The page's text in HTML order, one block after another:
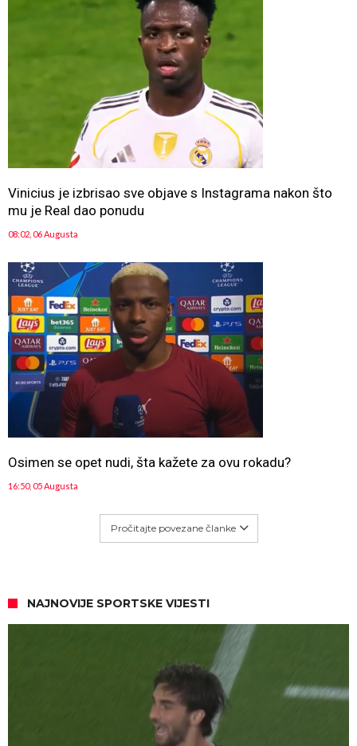
Vinicius je izbrisao sve objave s Instagrama nakon što
mu je Real dao ponudu
08:02, 06 Augusta
Osimen se opet nudi, šta kažete za ovu rokadu?
16:50, 05 Augusta
Pročitajte povezane članke
NAJNOVIJE SPORTSKE VIJESTI